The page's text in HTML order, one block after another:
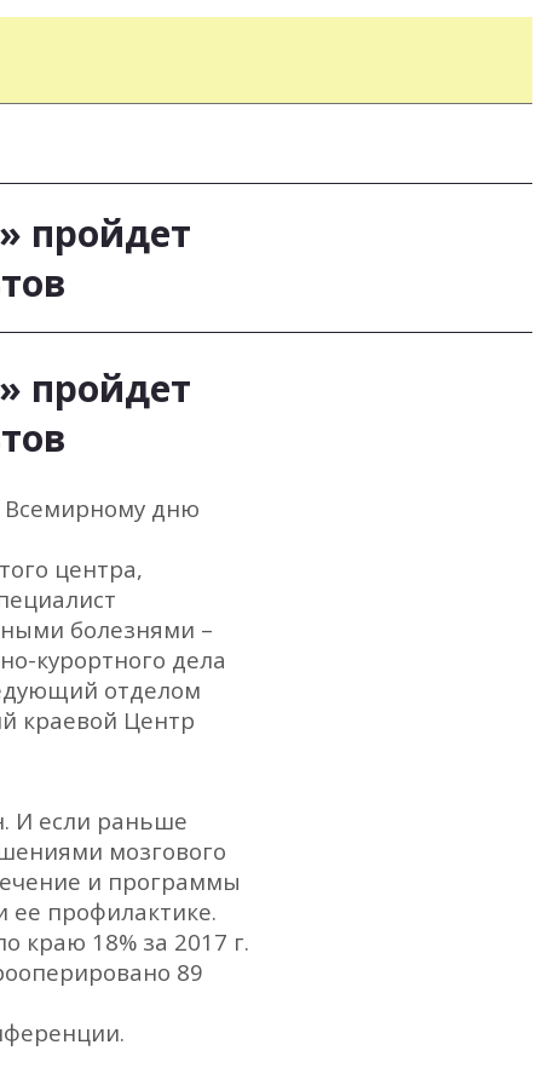
пройдет
пройдет
Всемирному дню
центра,
болезнями –
курортного дела
отделом
краевой Центр
И если раньше
мозгового
и программы
ее профилактике.
краю 18% за 2017 г.
89